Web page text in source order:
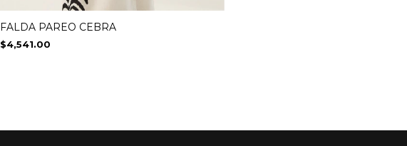
FALDA PAREO CEBRA
$4,541.00